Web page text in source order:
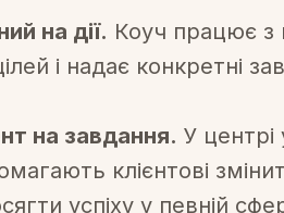
на дії. Коуч працює з
і надає конкретні
на завдання. У центрі
клієнтові
успіху у певній